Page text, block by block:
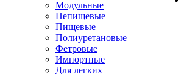
Модульные
Непищевые
Пищевые
Полиуретановые
Фетровые
Импортные
Для легких